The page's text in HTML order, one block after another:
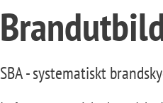
SBA - systematiskt